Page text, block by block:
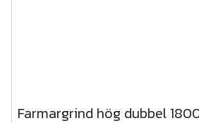
Farmargrind hög dubbel